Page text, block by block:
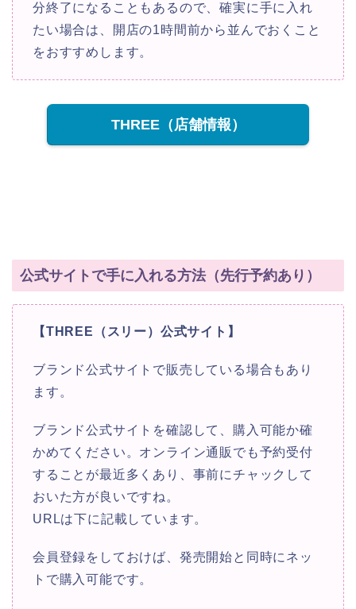
分終了になることもあるので、確実に手に入れ
たい場合は、開店の1時間前から並んでおくこと
をおすすめします。
THREE（店舗情報）
公式サイトで手に入れる方法（先行予約あり）
【THREE（スリー）公式サイト】
ブランド公式サイトで販売している場合もあり
ます。
ブランド公式サイトを確認して、購入可能か確
かめてください。オンライン通販でも予約受付
することが最近多くあり、事前にチャックして
おいた方が良いですね。
URLは下に記載しています。
会員登録をしておけば、発売開始と同時にネッ
トで購入可能です。